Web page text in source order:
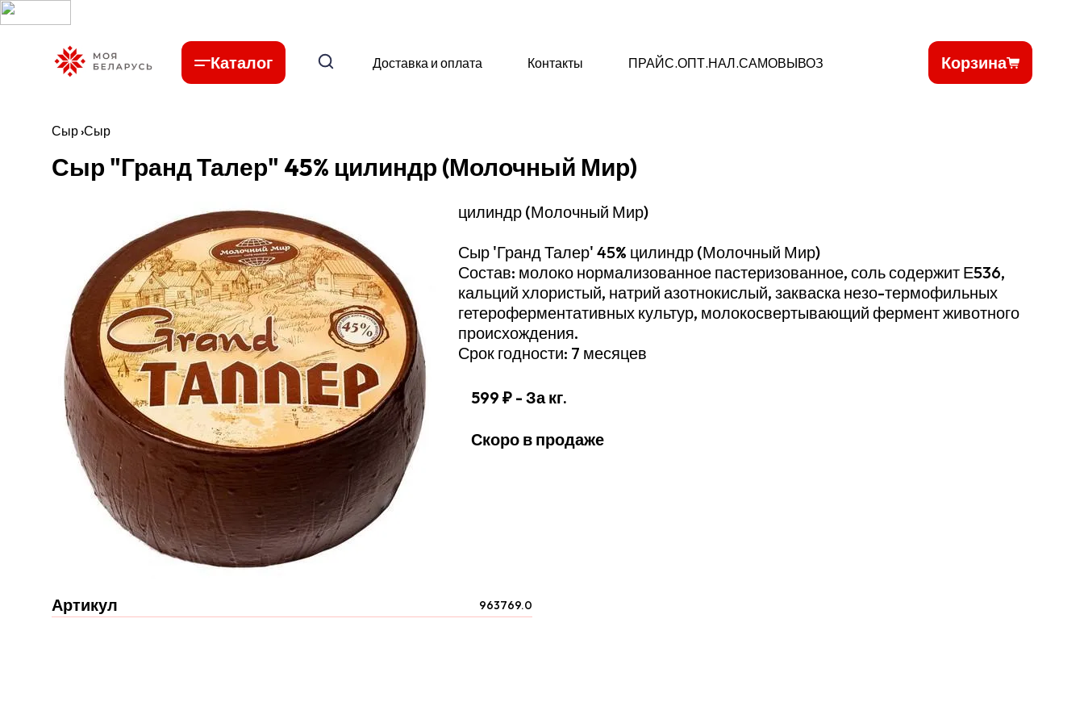
Каталог Доставка и оплата Контакты ПРАЙС.ОПТ.НАЛ.САМОВЫВОЗ Корзина
Сыр›Сыр
Сыр "Гранд Талер" 45% цилиндр (Молочный Мир)
цилиндр (Молочный Мир)
Сыр 'Гранд Талер' 45% цилиндр (Молочный Мир)
Состав: молоко нормализованное пастеризованное, соль содержит Е536,
кальций хлористый, натрий азотнокислый, закваска незо-термофильных
гетероферментативных культур, молокосвертывающий фермент животного
происхождения.
Срок годности: 7 месяцев
599 ₽ - За кг.
Скоро в продаже
Артикул 963769.0